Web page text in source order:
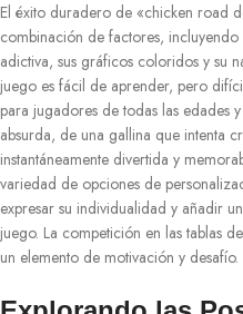
El éxito duradero de «chicken road
combinación de factores,
adictiva, sus gráficos coloridos y su
juego es fácil de aprender, pero
para jugadores de todas las edades
absurda, de una gallina que intenta
instantáneamente divertida y
variedad de opciones de
expresar su individualidad y añadir
juego. La competición en las tablas
un elemento de motivación y desafío.